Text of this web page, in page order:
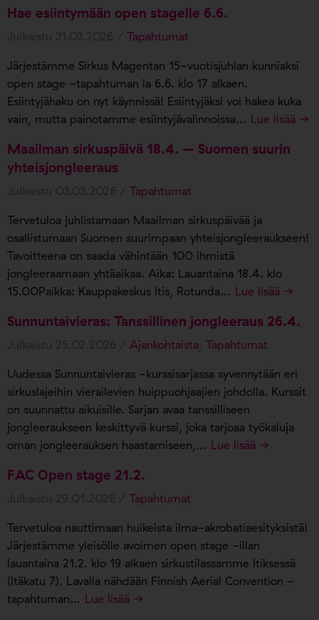
Hae esiintymään open stagelle 6.6.
Tapahtumat
Järjestämme Sirkus Magentan 15-vuotisjuhlan kunniaksi
open stage -tapahtuman la 6.6. klo 17 alkaen.
Esiintyjähaku on nyt käynnissä! Esiintyjäksi voi hakea kuka
vain, mutta painotamme esiintyjävalinnoissa… Lue lisää →
Maailman sirkuspäivä 18.4. – Suomen suurin
yhteisjongleeraus
Tapahtumat
Tervetuloa juhlistamaan Maailman sirkuspäivää ja
osallistumaan Suomen suurimpaan yhteisjongleeraukseen!
Tavoitteena on saada vähintään 100 ihmistä
jongleeraamaan yhtäaikaa. Aika: Lauantaina 18.4. klo
15.00Paikka: Kauppakeskus Itis, Rotunda… Lue lisää →
Sunnuntaivieras: Tanssillinen jongleeraus 26.4.
Ajankohtaista Tapahtumat
Uudessa Sunnuntaivieras -kurssisarjassa syvennytään eri
sirkuslajeihin vierailevien huippuohjaajien johdolla. Kurssit
on suunnattu aikuisille. Sarjan avaa tanssilliseen
jongleeraukseen keskittyvä kurssi, joka tarjoaa työkaluja
oman jongleerauksen haastamiseen,… Lue lisää →
FAC Open stage 21.2.
Tapahtumat
Tervetuloa nauttimaan huikeista ilma-akrobatiaesityksistä!
Järjestämme yleisölle avoimen open stage -illan
lauantaina 21.2. klo 19 alkaen sirkustilassamme Itiksessä
(Itäkatu 7). Lavalla nähdään Finnish Aerial Convention -
tapahtuman… Lue lisää →